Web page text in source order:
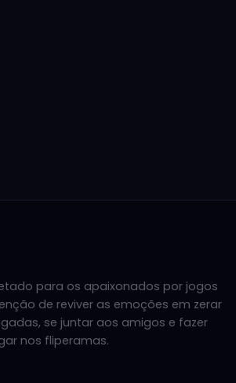
para os apaixonados por jogos
de reviver as emoções em zerar
se juntar aos amigos e fazer
nos fliperamas.